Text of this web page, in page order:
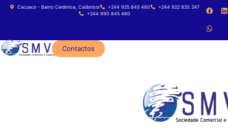
Cacuaco - Bairro Cerâmica, Catâmbor +244 925 845 480
+244 922 820 247
+244 990 845 480
Contactos